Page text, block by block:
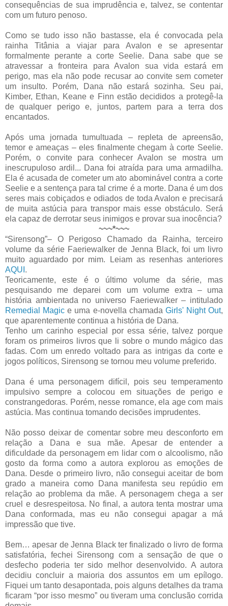
consequências de sua imprudência e, talvez, se contentar
com um futuro penoso.
Como se tudo isso não bastasse, ela é convocada pela
rainha Titânia a viajar para Avalon e se apresentar
formalmente perante a corte Seelie. Dana sabe que se
atravessar a fronteira para Avalon sua vida estará em
perigo, mas ela não pode recusar ao convite sem cometer
um insulto. Porém, Dana não estará sozinha. Seu pai,
Kimber, Ethan, Keane e Finn estão decididos a protegê-la
de qualquer perigo e, juntos, partem para a terra dos
encantados.
Após uma jornada tumultuada – repleta de apreensão,
temor e ameaças – eles finalmente chegam à corte Seelie.
Porém, o convite para conhecer Avalon se mostra um
inescrupuloso ardil... Dana foi atraída para uma armadilha.
Ela é acusada de cometer um ato abominável contra a corte
Seelie e a sentença para tal crime é a morte. Dana é um dos
seres mais cobiçados e odiados de toda Avalon e precisará
de muita astúcia para transpor mais esse obstáculo. Será
ela capaz de derrotar seus inimigos e provar sua inocência?
~~~*~~~
“Sirensong”– O Perigoso Chamado da Rainha, terceiro
volume da série Faeriewalker de Jenna Black, foi um livro
muito aguardado por mim. Leiam as resenhas anteriores
AQUI .
Teoricamente, este é o último volume da série, mas
pesquisando me deparei com um volume extra – uma
história ambientada no universo Faeriewalker – intitulado
Remedial Magic e uma e-novella chamada Girls' Night Out,
que aparentemente continua a história de Dana.
Tenho um carinho especial por essa série, talvez porque
foram os primeiros livros que li sobre o mundo mágico das
fadas. Com um enredo voltado para as intrigas da corte e
jogos políticos, Sirensong se tornou meu volume preferido.
Dana é uma personagem difícil, pois seu temperamento
impulsivo sempre a colocou em situações de perigo e
constrangedoras. Porém, nesse romance, ela age com mais
astúcia. Mas continua tomando decisões imprudentes.
Não posso deixar de comentar sobre meu desconforto em
relação a Dana e sua mãe. Apesar de entender a
dificuldade da personagem em lidar com o alcoolismo, não
gosto da forma como a autora explorou as emoções de
Dana. Desde o primeiro livro, não consegui aceitar de bom
grado a maneira como Dana manifesta seu repúdio em
relação ao problema da mãe. A personagem chega a ser
cruel e desrespeitosa. No final, a autora tenta mostrar uma
Dana conformada, mas eu não consegui apagar a má
impressão que tive.
Bem… apesar de Jenna Black ter finalizado o livro de forma
satisfatória, fechei Sirensong com a sensação de que o
desfecho poderia ter sido melhor desenvolvido. A autora
decidiu concluir a maioria dos assuntos em um epílogo.
Fiquei um tanto desapontada, pois alguns detalhes da trama
ficaram “por isso mesmo” ou tiveram uma conclusão corrida